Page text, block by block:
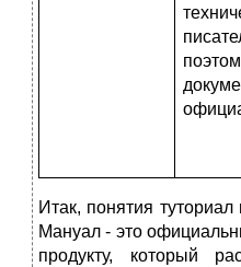
Итак, понятия
Мануал - это
продукту, который